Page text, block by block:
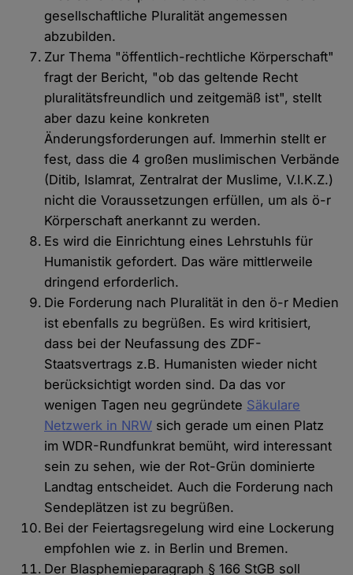
gesellschaftliche Pluralität angemessen
abzubilden.
Zur Thema "öffentlich-rechtliche Körperschaft"
fragt der Bericht, "ob das geltende Recht
pluralitätsfreundlich und zeitgemäß ist", stellt
aber dazu keine konkreten
Änderungsforderungen auf. Immerhin stellt er
fest, dass die 4 großen muslimischen Verbände
(Ditib, Islamrat, Zentralrat der Muslime, V.I.K.Z.)
nicht die Voraussetzungen erfüllen, um als ö-r
Körperschaft anerkannt zu werden.
Es wird die Einrichtung eines Lehrstuhls für
Humanistik gefordert. Das wäre mittlerweile
dringend erforderlich.
Die Forderung nach Pluralität in den ö-r Medien
ist ebenfalls zu begrüßen. Es wird kritisiert,
dass bei der Neufassung des ZDF-
Staatsvertrags z.B. Humanisten wieder nicht
berücksichtigt worden sind. Da das vor
wenigen Tagen neu gegründete Säkulare
Netzwerk in NRW sich gerade um einen Platz
im WDR-Rundfunkrat bemüht, wird interessant
sein zu sehen, wie der Rot-Grün dominierte
Landtag entscheidet. Auch die Forderung nach
Sendeplätzen ist zu begrüßen.
Bei der Feiertagsregelung wird eine Lockerung
empfohlen wie z. in Berlin und Bremen.
Der Blasphemieparagraph § 166 StGB soll